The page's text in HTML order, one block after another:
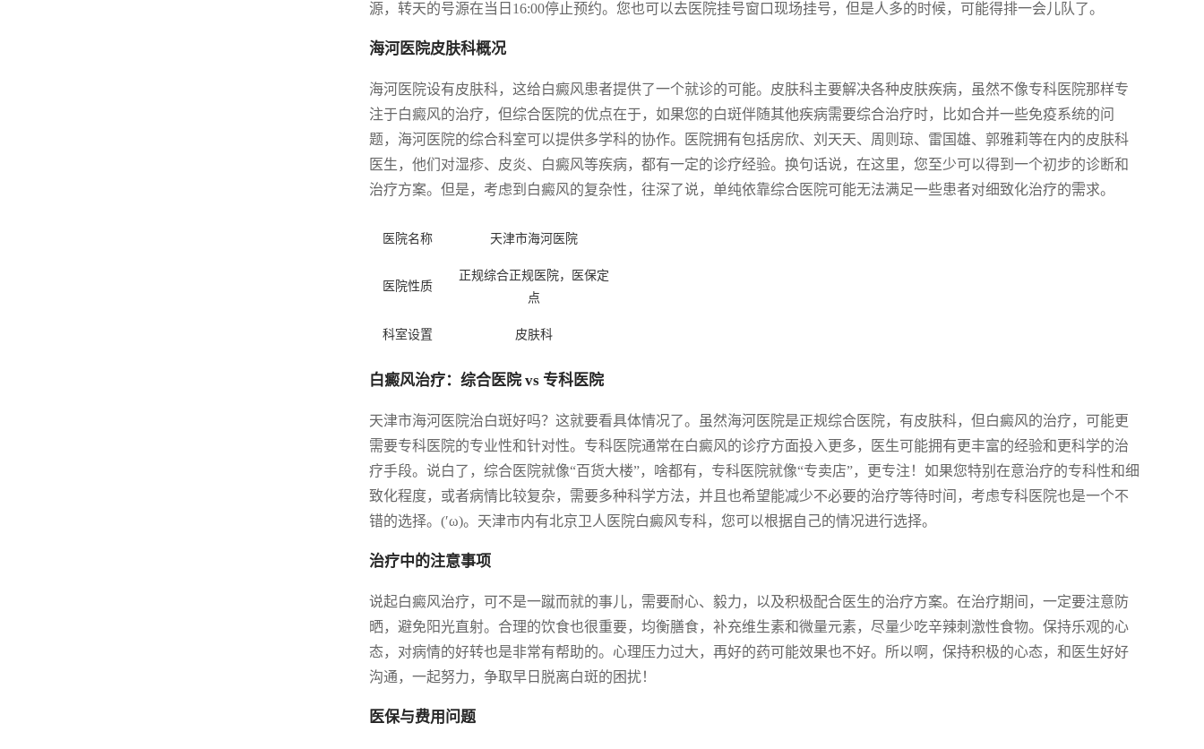
源，转天的号源在当日16:00停止预约。您也可以去医院挂号窗口现场挂号，但是人多的时候，可能得排一会儿队了。
海河医院皮肤科概况
海河医院设有皮肤科，这给白癜风患者提供了一个就诊的可能。皮肤科主要解决各种皮肤疾病，虽然不像专科医院那样专
注于白癜风的治疗，但综合医院的优点在于，如果您的白斑伴随其他疾病需要综合治疗时，比如合并一些免疫系统的问
题，海河医院的综合科室可以提供多学科的协作。医院拥有包括房欣、刘天天、周则琼、雷国雄、郭雅莉等在内的皮肤科
医生，他们对湿疹、皮炎、白癜风等疾病，都有一定的诊疗经验。换句话说，在这里，您至少可以得到一个初步的诊断和
治疗方案。但是，考虑到白癜风的复杂性，往深了说，单纯依靠综合医院可能无法满足一些患者对细致化治疗的需求。
医院名称 天津市海河医院
医院性质
正规综合正规医院，医保定
点
科室设置 皮肤科
白癜风治疗：综合医院 vs 专科医院
天津市海河医院治白斑好吗？这就要看具体情况了。虽然海河医院是正规综合医院，有皮肤科，但白癜风的治疗，可能更
需要专科医院的专业性和针对性。专科医院通常在白癜风的诊疗方面投入更多，医生可能拥有更丰富的经验和更科学的治
疗手段。说白了，综合医院就像“百货大楼”，啥都有，专科医院就像“专卖店”，更专注！如果您特别在意治疗的专科性和细
致化程度，或者病情比较复杂，需要多种科学方法，并且也希望能减少不必要的治疗等待时间，考虑专科医院也是一个不
错的选择。(′ω)。天津市内有北京卫人医院白癜风专科，您可以根据自己的情况进行选择。
治疗中的注意事项
说起白癜风治疗，可不是一蹴而就的事儿，需要耐心、毅力，以及积极配合医生的治疗方案。在治疗期间，一定要注意防
晒，避免阳光直射。合理的饮食也很重要，均衡膳食，补充维生素和微量元素，尽量少吃辛辣刺激性食物。保持乐观的心
态，对病情的好转也是非常有帮助的。心理压力过大，再好的药可能效果也不好。所以啊，保持积极的心态，和医生好好
沟通，一起努力，争取早日脱离白斑的困扰！
医保与费用问题